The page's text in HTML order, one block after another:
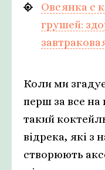
Овсянка с
грушей:
Коли ми
перш за все
такий
відрека, які з
створюють